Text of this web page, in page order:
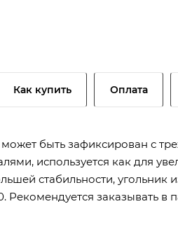
Как купить Оплата
быть зафиксирован с
используется как для
стабильности, угольник
Рекомендуется заказывать в